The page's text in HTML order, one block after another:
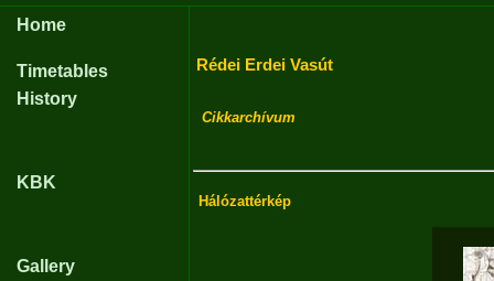
Home
Timetables
History
KBK
Gallery
Rédei Erdei Vasút
Cikkarchívum
Hálózattérkép